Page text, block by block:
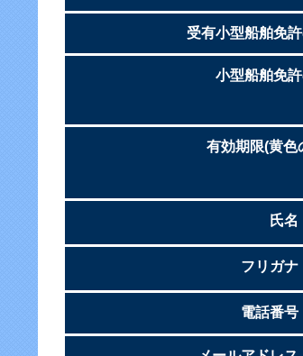
受有小型船舶免
小型船舶免
有効期限(黄色
氏名
フリガナ
電話番号